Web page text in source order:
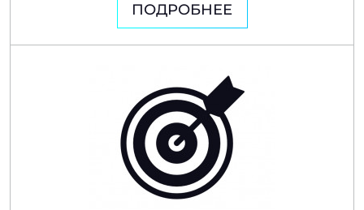
ПОДРОБНЕЕ